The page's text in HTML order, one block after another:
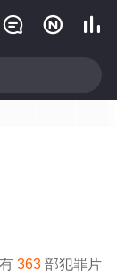
  
363 部犯罪片